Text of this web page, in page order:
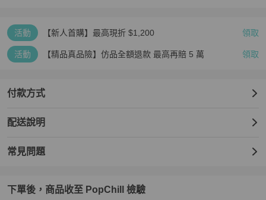
活動 【新人首購】最高現折 $1,200 領取
活動 【精品真品險】仿品全額退款 最高再賠 5 萬 領取
付款方式
配送說明
常見問題
下單後，商品收至 PopChill 檢驗